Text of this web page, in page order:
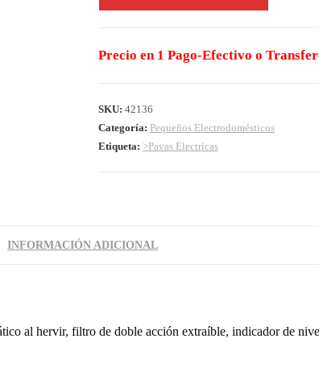
Electrica
Vintage
Precio en 1 Pago-Efectivo o
SKU: 42136
Categoría: Pequeños Electrodomésticos
Etiqueta: >Pavas Electricas
INFORMACIÓN ADICIONAL
al hervir, filtro de doble acción extraíble, indicador de